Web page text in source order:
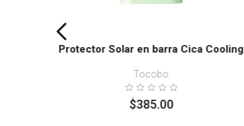
Protector Solar en barra Cica Cooling
Tocobo
$385.00